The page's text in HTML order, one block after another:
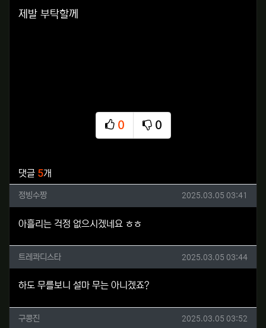
본문
제발 부탁할께
0
추천
0
비추천
댓글 5개
정빙수짱님의 댓글
정빙수짱 작성일
2025.03.05 03:41
아흘리는 걱정 없으시겠네요 ㅎㅎ
트레콰디스타님의 댓글
트레콰디스타 작성일
2025.03.05 03:44
하도 무를보니 설마 무는 아니겠죠?
구콩진님의 댓글
구콩진 작성일
2025.03.05 03:52